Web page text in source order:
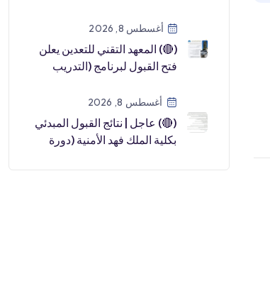
(طيران نا […]
أغسطس 8, 2026
(🔴) المعهد التقني للتعدين يعلن
فتح القبول لبرنامج (التدريب
أغسطس 8, 2026
(🔴) عاجل | نتائج القبول المبدئي
بكلية الملك فهد الأمنية (دورة